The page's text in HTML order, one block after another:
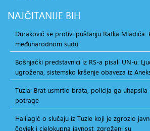
NAJČITANIJE BIH
Duraković se protivi puštanju Ratka Mladića:
međunarodnom sudu
Bošnjački predstavnici iz RS-a pisali UN-u:
ugrožena, sistemsko kršenje obaveza iz
Tuzla: Brat usmrtio brata, policija ga uhapsila
potrage
Halilagić o slučaju iz Tuzle koji je zgrozio
čovjek i cjelokupna javnost, zgroženi su